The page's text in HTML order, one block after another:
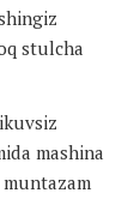
stulcha
mashina